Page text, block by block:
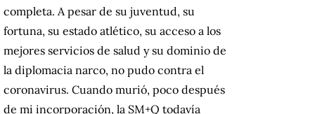
completa. A pesar de su juventud, su
fortuna, su estado atlético, su acceso a los
mejores servicios de salud y su dominio de
la diplomacia narco, no pudo contra el
coronavirus. Cuando murió, poco después
de mi incorporación, la SM+Q todavía